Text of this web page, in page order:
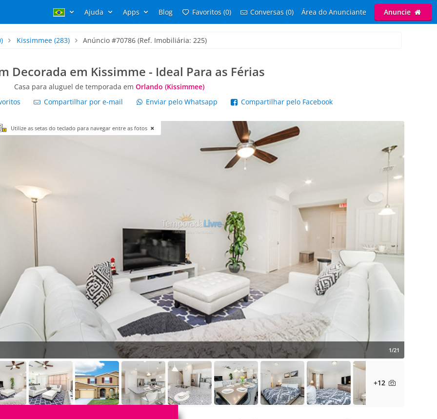
Ajuda Apps Blog Favoritos (0) Conversas (0) Área do Anunciante Anuncie
Kissimmee(283) Anúncio #70786 (Ref. Imobiliária: 225)
Decorada em Kissimme - Ideal Para as Férias
Casa para aluguel de temporada em Orlando (Kissimmee)
Compartilhar por e-mail Enviar pelo Whatsapp Compartilhar pelo Facebook
Utilize as setas do teclado para navegar entre as fotos
1/21
+12